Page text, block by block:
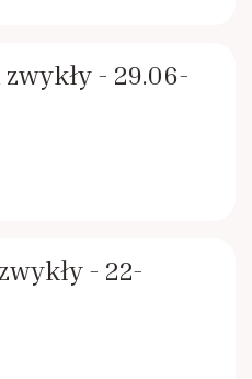
- 29.06-
- 22-